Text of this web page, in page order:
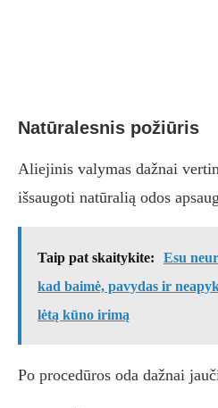
Natūralesnis požiūris
Aliejinis valymas dažnai
išsaugoti natūralią odos
Taip pat skaitykite:
Esu
kad baimė, pavydas ir
lėtą kūno irimą
Po procedūros oda dažnai